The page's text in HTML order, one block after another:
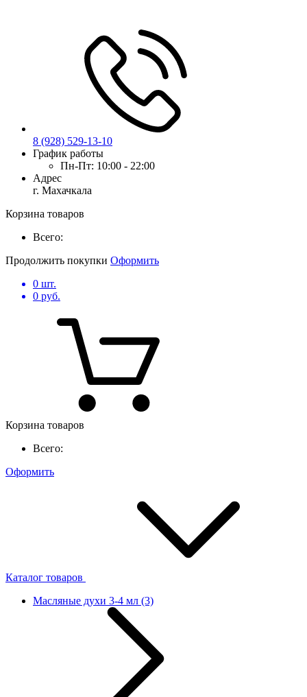
8 (928) 529-13-10
График работы
Пн-Пт: 10:00 - 22:00
Адрес
г. Махачкала
Корзина товаров
Всего:
Продолжить покупки Оформить
0 шт.
0 руб.
Корзина товаров
Всего:
Оформить
Каталог товаров
Масляные духи 3-4 мл (3)